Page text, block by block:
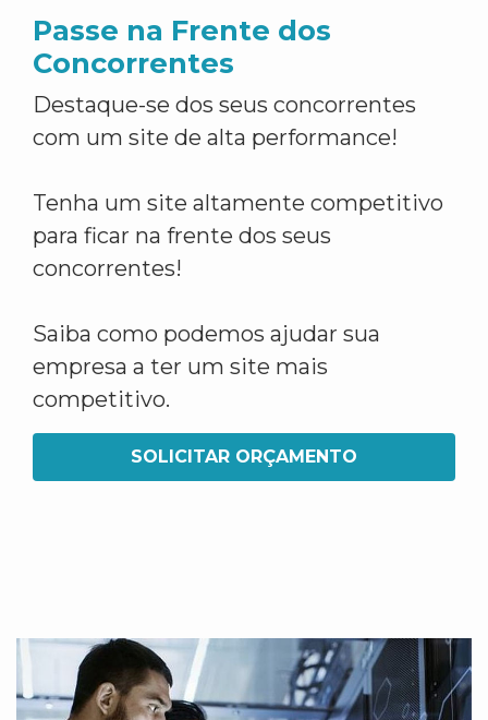
Passe na Frente dos
Concorrentes
Destaque-se dos seus concorrentes
com um site de alta performance!
Tenha um site altamente competitivo
para ficar na frente dos seus
concorrentes!
Saiba como podemos ajudar sua
empresa a ter um site mais
competitivo.
SOLICITAR ORÇAMENTO